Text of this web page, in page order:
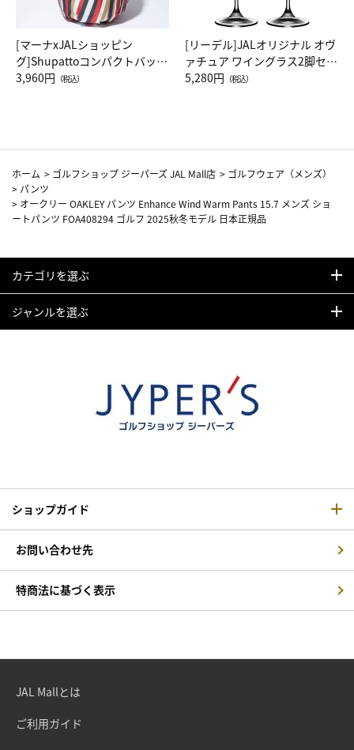
[マーナxJALショッピン
グ]Shupattoコンパクトバッグ
Drop JAL客室乗務員（LC）ス
3,960円 （税込）
[リーデル]JALオリジナル オヴ
ァチュア ワイングラス2脚セッ
ト（レッドワイン）
5,280円 （税込）
ホーム > ゴルフショップ ジーパーズ JAL Mall店 > ゴルフウェア（メンズ）
> パンツ
> オークリー OAKLEY パンツ Enhance Wind Warm Pants 15.7 メンズ ショ
ートパンツ FOA408294 ゴルフ 2025秋冬モデル 日本正規品
カテゴリを選ぶ
ジャンルを選ぶ
ショップガイド
お問い合わせ先
特商法に基づく表示
JAL Mallとは
ご利用ガイド